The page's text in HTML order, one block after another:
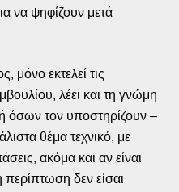
να ψηφίζουν μετά
μόνο εκτελεί τις
λέει και τη γνώμη
όσων τον υποστηρίζουν –
θέμα τεχνικό, με
ακόμα και αν είναι
περίπτωση δεν είσαι